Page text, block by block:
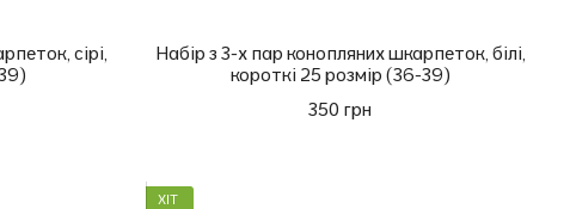
сірі,
Набір з 3-х пар конопляних шкарпеток, білі,
короткі 25 розмір (36-39)
350 грн
ХІТ